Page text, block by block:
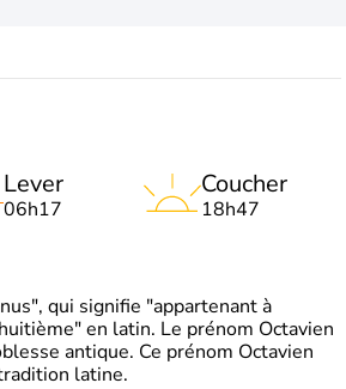
Lever
06h17
Coucher
18h47
qui signifie "appartenant à
en latin. Le prénom Octavien
antique. Ce prénom Octavien
latine.